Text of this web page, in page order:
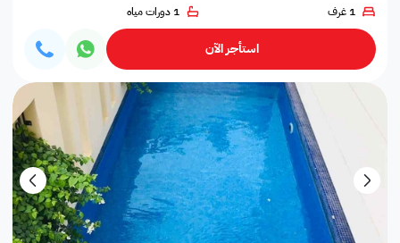
1 غرف 1 دورات مياه
استأجر الآن